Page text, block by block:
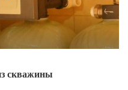
скважины